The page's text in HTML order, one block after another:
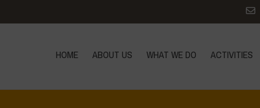
HOME ABOUT US WHAT WE DO ACTIVITIES